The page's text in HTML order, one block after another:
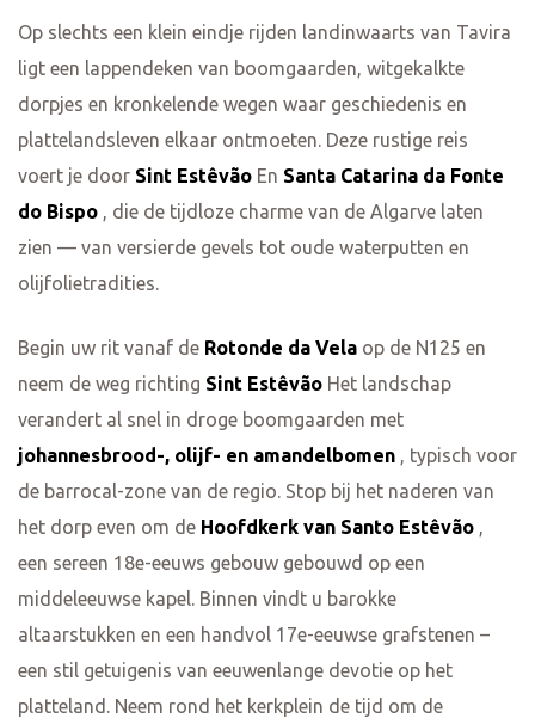
Op slechts een klein eindje rijden landinwaarts van Tavira
ligt een lappendeken van boomgaarden, witgekalkte
dorpjes en kronkelende wegen waar geschiedenis en
plattelandsleven elkaar ontmoeten. Deze rustige reis
voert je door Sint Estêvão En Santa Catarina da Fonte
do Bispo , die de tijdloze charme van de Algarve laten
zien — van versierde gevels tot oude waterputten en
olijfolietradities.
Begin uw rit vanaf de Rotonde da Vela op de N125 en
neem de weg richting Sint Estêvão Het landschap
verandert al snel in droge boomgaarden met
johannesbrood-, olijf- en amandelbomen , typisch voor
de barrocal-zone van de regio. Stop bij het naderen van
het dorp even om de Hoofdkerk van Santo Estêvão ,
een sereen 18e-eeuws gebouw gebouwd op een
middeleeuwse kapel. Binnen vindt u barokke
altaarstukken en een handvol 17e-eeuwse grafstenen –
een stil getuigenis van eeuwenlange devotie op het
platteland. Neem rond het kerkplein de tijd om de